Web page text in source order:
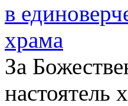
в
храма
За
настоятель